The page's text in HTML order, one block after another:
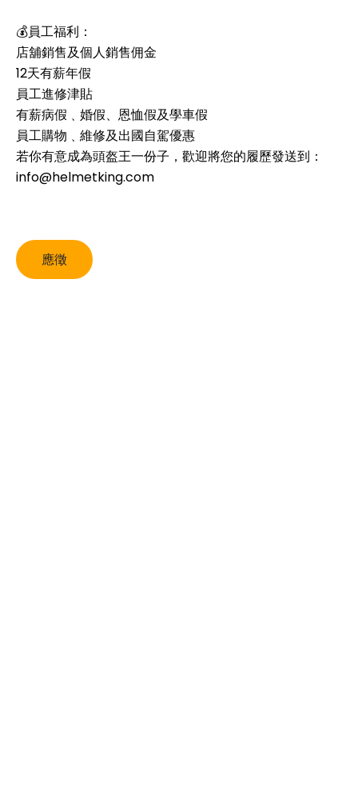
💰員工福利：
店舖銷售及個人銷售佣金
12天有薪年假
員工進修津貼
有薪病假﹑婚假、恩恤假及學車假
員工購物﹑維修及出國自駕優惠
若你有意成為頭盔王一份子，歡迎將您的履歷發送到：
info@helmetking.com
應徵